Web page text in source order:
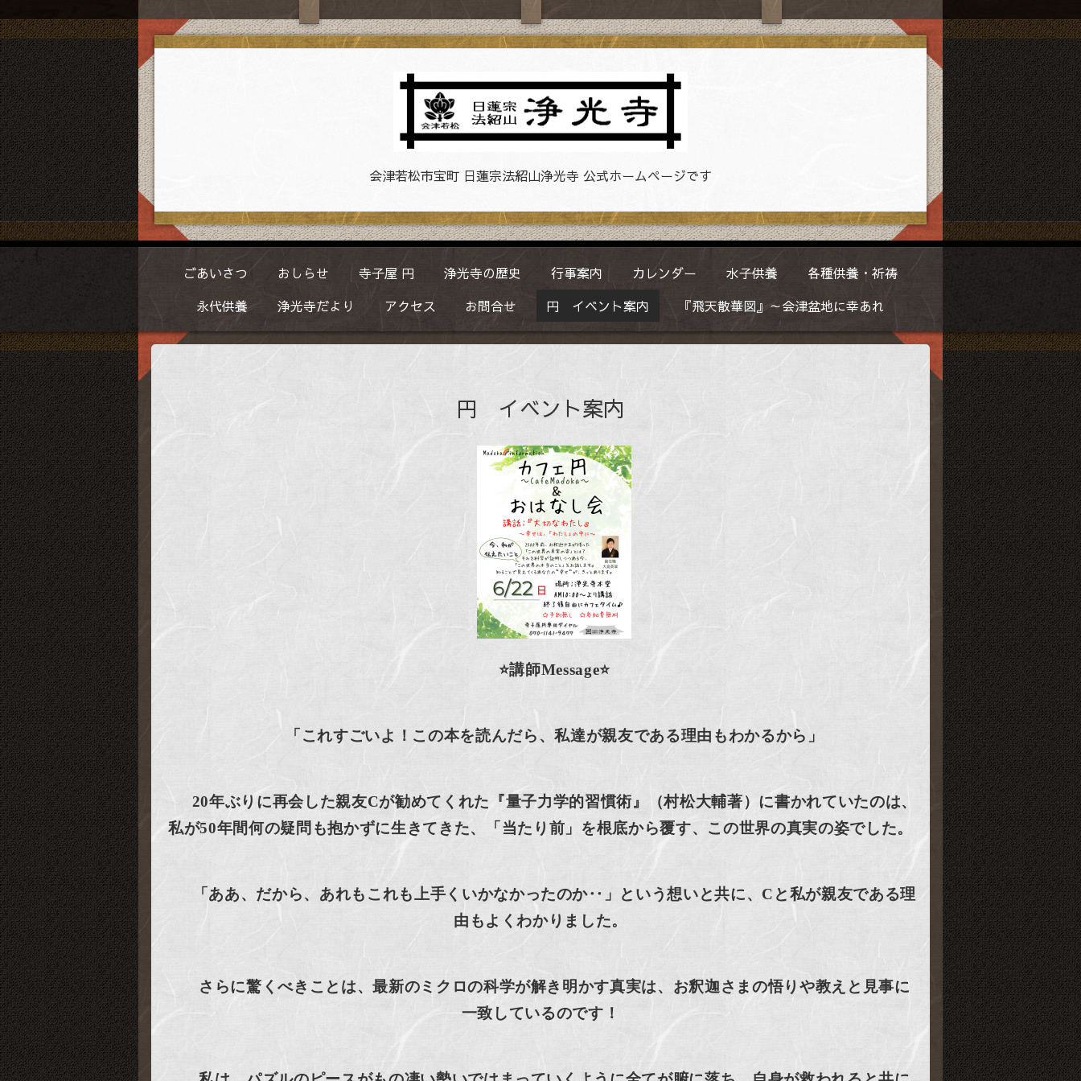
会津若松市宝町 日蓮宗法紹山浄光寺 公式ホームページです
ごあいさつ おしらせ 寺子屋 円 浄光寺の歴史 行事案内 カレンダー 水子供養
各種供養・祈祷
永代供養
浄光寺だより アクセス お問合せ 円 イベント案内 『飛天散華図』～会津盆地に幸あれ
円 イベント案内
⭐️講師Message⭐️
「これすごいよ！この本を読んだら、私達が親友である理由もわかるから」
20年ぶりに再会した親友Cが勧めてくれた『量子力学的習慣術』（村松大輔著）に書かれていたのは、
私が50年間何の疑問も抱かずに生きてきた、「当たり前」を根底から覆す、この世界の真実の姿でした。
「ああ、だから、あれもこれも上手くいかなかったのか‥」という想いと共に、Cと私が親友である理
由もよくわかりました。
さらに驚くべきことは、最新のミクロの科学が解き明かす真実は、お釈迦さまの悟りや教えと見事に
一致しているのです！